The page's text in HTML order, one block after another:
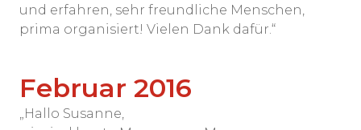
und erfahren, sehr freundliche Menschen,
prima organisiert! Vielen Dank dafür.“
Februar 2016
„Hallo Susanne,